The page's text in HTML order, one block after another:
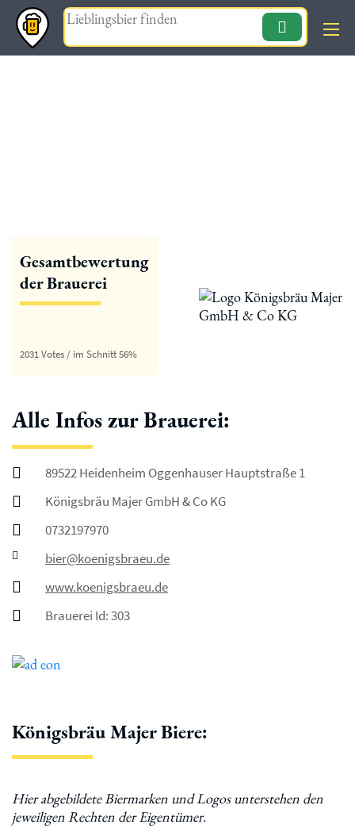
Magazin
Gesamtbewertung
der Brauerei
2031 Votes / im Schnitt 56%
Alle Infos zur Brauerei:
89522 Heidenheim Oggenhauser Hauptstraße 1
Königsbräu Majer GmbH & Co KG
0732197970
bier@koenigsbraeu.de
www.koenigsbraeu.de
Brauerei Id: 303
Königsbräu Majer Biere: